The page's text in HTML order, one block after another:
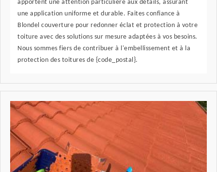
apportent une attention particulière aux détails, assurant
une application uniforme et durable. Faites confiance à
Blondel couverture pour redonner éclat et protection à votre
toiture avec des solutions sur mesure adaptées à vos besoins.
Nous sommes fiers de contribuer à l'embellissement et à la
protection des toitures de {code_postal}.